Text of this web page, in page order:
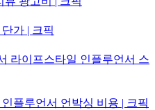
가 | 크픽
라이프스타일 인플루언서 스
플루언서 언박싱 비용 | 크픽